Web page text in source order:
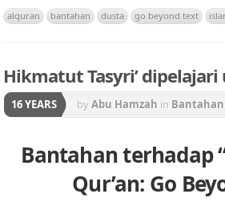
alquran bantahan dusta go beyond text
Hikmatut Tasyri’
16 YEARS byAbu Hamzah in Bantahan
Bantahan terhadap
Qur’an: Go